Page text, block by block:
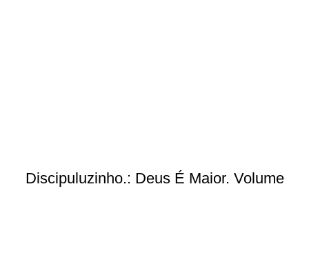
Discipuluzinho.: Deus É Maior. Volume